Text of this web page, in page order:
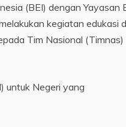
(BEI) dengan Yayasan
kegiatan edukasi
Tim Nasional
untuk Negeri yang